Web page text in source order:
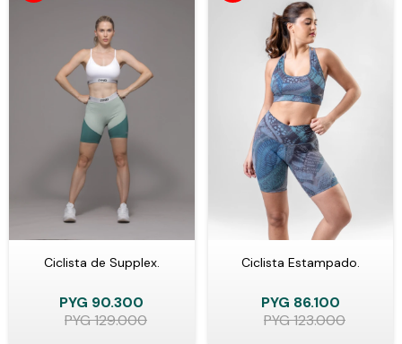
Ciclista de Supplex.
PYG 90.300
PYG129.000
Ciclista Estampado.
PYG 86.100
PYG123.000